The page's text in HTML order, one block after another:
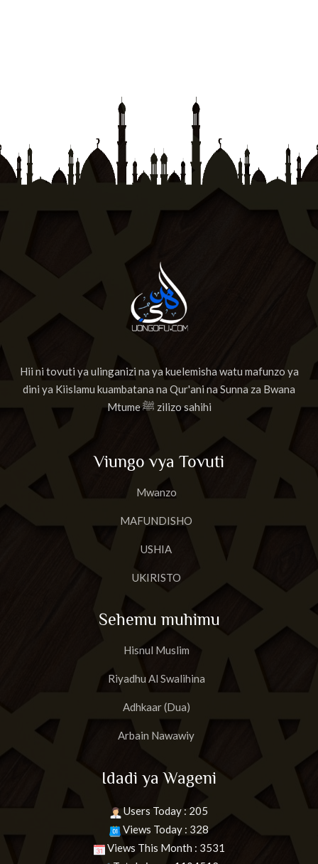
Hii ni tovuti ya ulinganizi na ya kuelemisha watu mafunzo ya
dini ya Kiislamu kuambatana na Qur'ani na Sunna za Bwana
Mtume ﷺ zilizo sahihi
Viungo vya Tovuti
Mwanzo
MAFUNDISHO
USHIA
UKIRISTO
Sehemu muhimu
Hisnul Muslim
Riyadhu Al Swalihina
Adhkaar (Dua)
Arbain Nawawiy
Idadi ya Wageni
Users Today : 205
Views Today : 328
Views This Month : 3531